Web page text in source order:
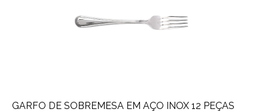
GARFO DE SOBREMESA EM AÇO INOX 12 PEÇAS